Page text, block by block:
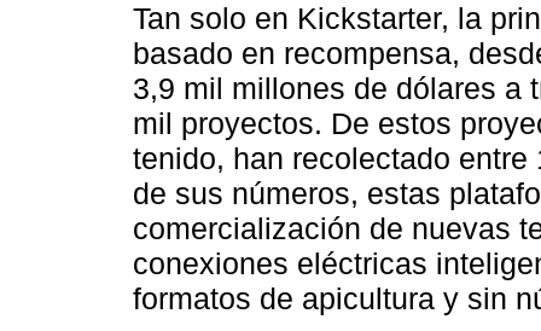
Tan solo en Kickstarter, la
basado en recompensa,
3,9 mil millones de dólares a
mil proyectos. De estos
tenido, han recolectado
de sus números, estas
comercialización de nuevas
conexiones eléctricas
formatos de apicultura y sin